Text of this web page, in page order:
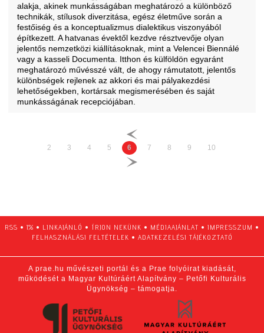
alakja, akinek munkásságában meghatározó a különböző
technikák, stílusok diverzitása, egész életműve során a
festőiség és a konceptualizmus dialektikus viszonyából
építkezett. A hatvanas évektől kezdve résztvevője olyan
jelentős nemzetközi kiállításoknak, mint a Velencei Biennálé
vagy a kasseli Documenta. Itthon és külföldön egyaránt
meghatározó művésszé vált, de ahogy rámutatott, jelentős
különbségek rejlenek az akkori és mai pályakezdési
lehetőségekben, kortársak megismerésében és saját
munkásságának recepciójában.
2 3 4 5 6 7 8 9 10
RSS • 1% • LINKAJÁNLÓ • ÍRJON NEKÜNK • MÉDIAAJÁNLAT • IMPRESSZUM •
FELHASZNÁLÁSI FELTÉTELEK • ADATKEZELÉSI TÁJÉKOZTATÓ
A prae.hu művészeti portál és a Prae folyóirat kiadását,
működését a Magyar Kultúráért Alapítvány – Petőfi Kulturális
Ügynökség – támogatja.